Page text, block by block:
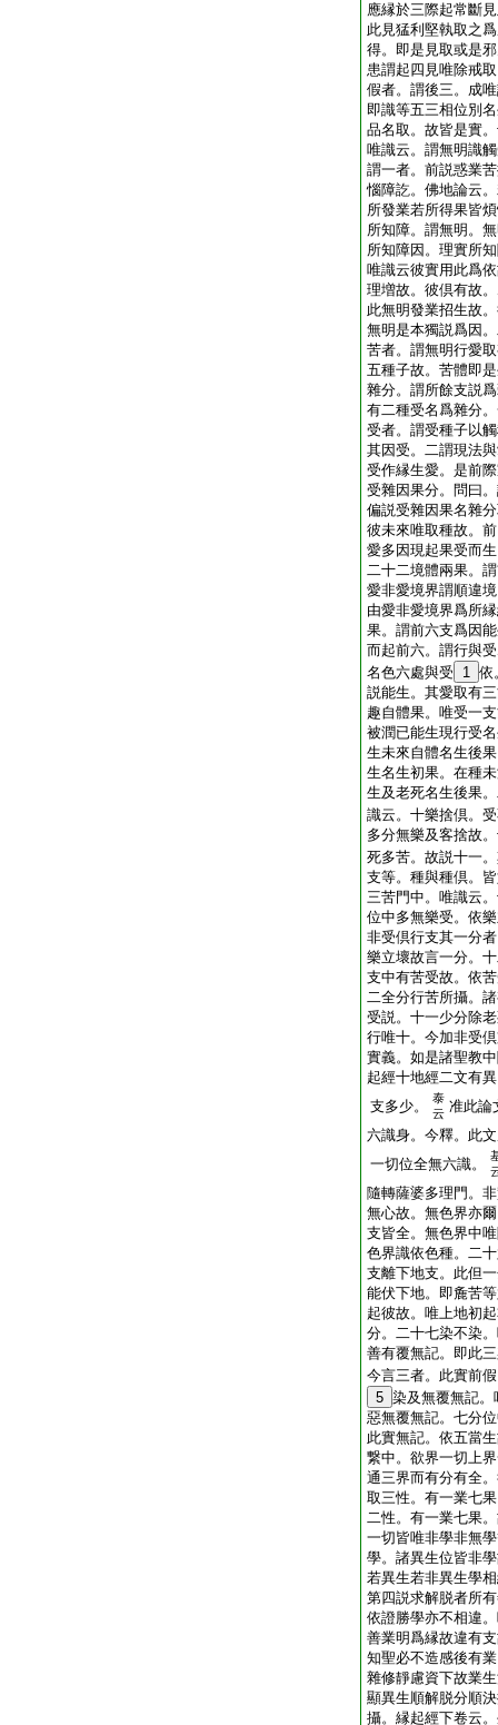
應縁於三際起常斷
此見猛利堅執取之
得。即是見取或是
患謂起四見唯除戒
假者。謂後三。成
即識等五三相位別
品名取。故皆是實
唯識云。謂無明識
謂一者。前説惑業
惱障訖。佛地論云
所發業若所得果皆
所知障。謂無明。
所知障因。理實所
唯識云彼實用此爲
理増故。彼倶有故
此無明發業招生故
無明是本獨説爲因
苦者。謂無明行愛
五種子故。苦體即
雜分。謂所餘支説
有二種受名爲雜分
受者。謂受種子以
其因受。二謂現法
受作縁生愛。是前
受雜因果分。問曰
偏説受雜因果名雜
彼未來唯取種故。
愛多因現起果受而
二十二境體兩果。
愛非愛境界謂順違
由愛非愛境界爲所
果。謂前六支爲因
而起前六。謂行與
名色六處與受
1 依
説能生。其愛取有
趣自體果。唯受一
被潤已能生現行受
生未來自體名生後
生名生初果。在種
生及老死名生後果
識云。十樂捨倶。
多分無樂及客捨故
死多苦。故説十一
支等。種與種倶。
三苦門中。唯識云
位中多無樂受。依
非受倶行支其一分
樂立壞故言一分。
支中有苦受故。依
二全分行苦所攝。
受説。十一少分除
行唯十。今加非受
實義。如是諸聖教
起經十地經二文有
支多少。
泰
云 准此論
六識身。今釋。此
一切位全無六識。
隨轉薩婆多理門。
無心故。無色界亦
支皆全。無色界中
色界識依色種。二
支離下地支。此但
能伏下地。即麁苦
起彼故。唯上地初
分。二十七染不染
善有覆無記。即此
今言三者。此實前
5 染及無覆無記
惡無覆無記。七分
此實無記。依五當
繋中。欲界一切上
通三界而有分有全
取三性。有一業七
二性。有一業七果
一切皆唯非學非無
學。諸異生位皆非
若異生若非異生學
第四説求解脱者所
依證勝學亦不相違
善業明爲縁故違有
知聖必不造感後有
雜修靜慮資下故業
顯異生順解脱分順
攝。縁起經下卷云